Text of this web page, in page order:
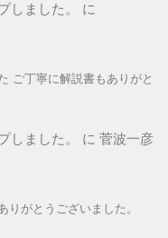
しました。
に
ご丁寧に解説書もありがと
しました。 に 菅波一彦
りがとうございました。